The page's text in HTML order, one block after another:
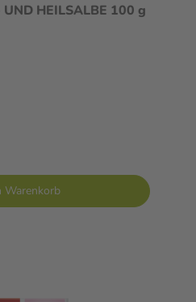
HEILSALBE 100 g
Warenkorb